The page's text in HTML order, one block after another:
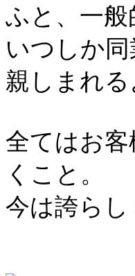
ふと、一
いつしか
親しまれ
全てはお
くこと。
今は誇ら